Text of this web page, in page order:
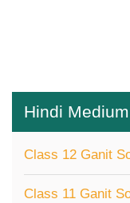
Hindi
Class 12 Ganit
Class 11 Ganit